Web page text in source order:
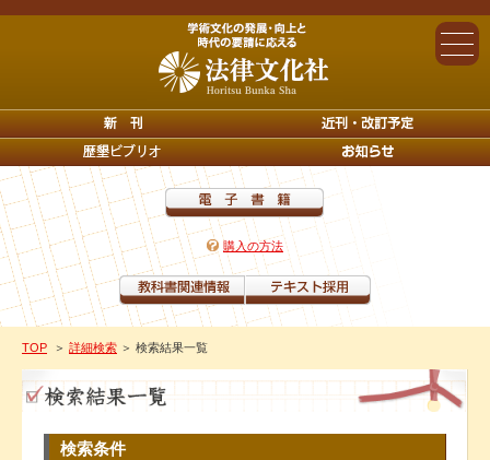
購入の方法
TOP ＞ 詳細検索 ＞ 検索結果一覧
検索条件